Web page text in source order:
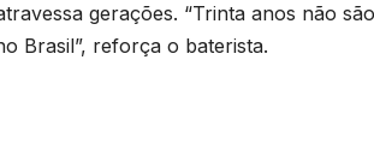
gerações. “Trinta anos não são
Brasil”, reforça o baterista.